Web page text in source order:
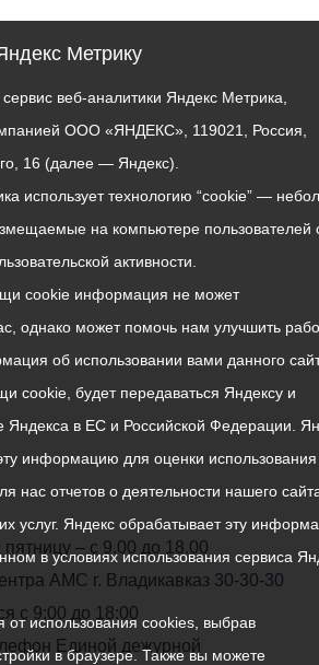
– с 9.00 до 18.00
АМС г. Владикавказ 30-30-30
с 9:00 до 18:00
Единой дежурной
Метрику
сервис веб-аналитики Яндекс Метрика,
ООО «ЯНДЕКС», 119021, Россия,
16 (далее — Яндекс).
использует технологию “cookie” —
на компьютере пользователей
активности.
cookie информация не может
однако может помочь нам улучшить
об использовании вами данного
cookie, будет передаваться Яндексу и
Яндекса в ЕС и Российской Федерации.
информацию для оценки
нас отчетов о деятельности нашего
услуг. Яндекс обрабатывает эту
в условиях использования сервиса
от использования cookies, выбрав
в браузере. Также вы можете